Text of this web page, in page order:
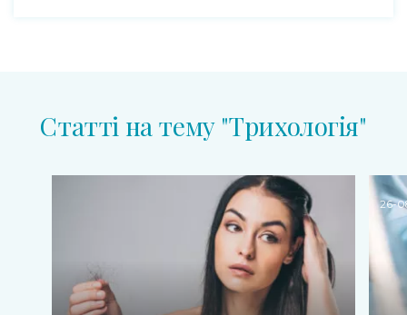
Статті на тему "Трихологiя"
26-